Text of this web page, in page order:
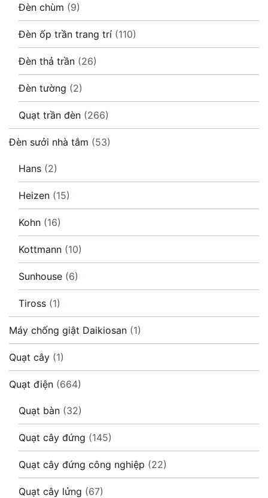
Đèn chùm (9)
Đèn ốp trần trang trí (110)
Đèn thả trần (26)
Đèn tường (2)
Quạt trần đèn (266)
Đèn sưởi nhà tắm (53)
Hans (2)
Heizen (15)
Kohn (16)
Kottmann (10)
Sunhouse (6)
Tiross (1)
Máy chống giật Daikiosan (1)
Quạt cây (1)
Quạt điện (664)
Quạt bàn (32)
Quạt cây đứng (145)
Quạt cây đứng công nghiệp (22)
Quạt cây lửng (67)